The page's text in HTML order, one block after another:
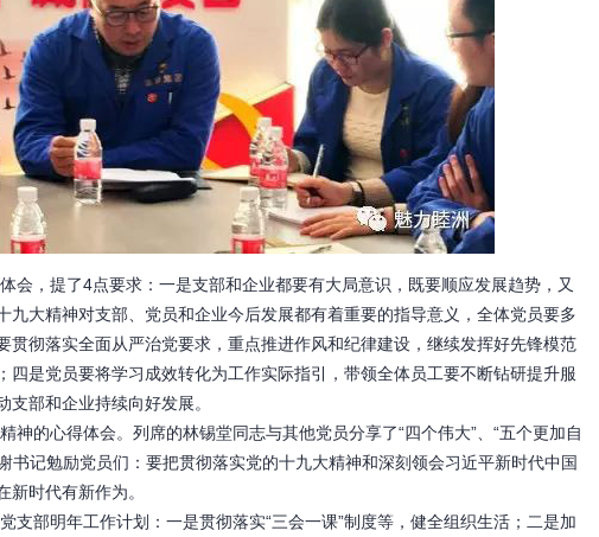
，提了4点要求：一是支部和企业都要有大局意识，既要顺应发展趋势，又
大精神对支部、党员和企业今后发展都有着重要的指导意义，全体党员要多
贯彻落实全面从严治党要求，重点推进作风和纪律建设，继续发挥好先锋模范
是党员要将学习成效转化为工作实际指引，带领全体员工要不断钻研提升服
部和企业持续向好发展。
心得体会。列席的林锡堂同志与其他党员分享了“四个伟大”、“五个更加自
书记勉励党员们：要把贯彻落实党的十九大精神和深刻领会习近平新时代中国
时代有新作为。
部明年工作计划：一是贯彻落实“三会一课”制度等，健全组织生活；二是加